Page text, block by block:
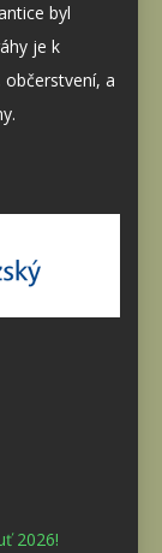
byl
je k
a
2026!